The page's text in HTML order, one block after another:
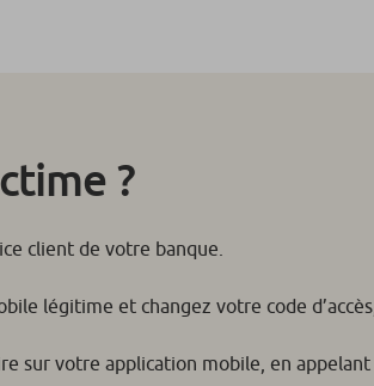
?
client de votre banque.
légitime et changez votre code
sur votre application mobile, en